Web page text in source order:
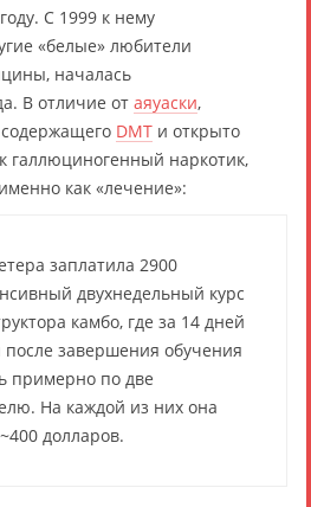
С 1999 к нему
«белые» любители
началась
В отличие от аяуаски,
DMT и открыто
галлюциногенный наркотик,
как «лечение»:
заплатила 2900
двухнедельный курс
камбо, где за 14 дней
после завершения обучения
примерно по две
На каждой из них она
долларов.